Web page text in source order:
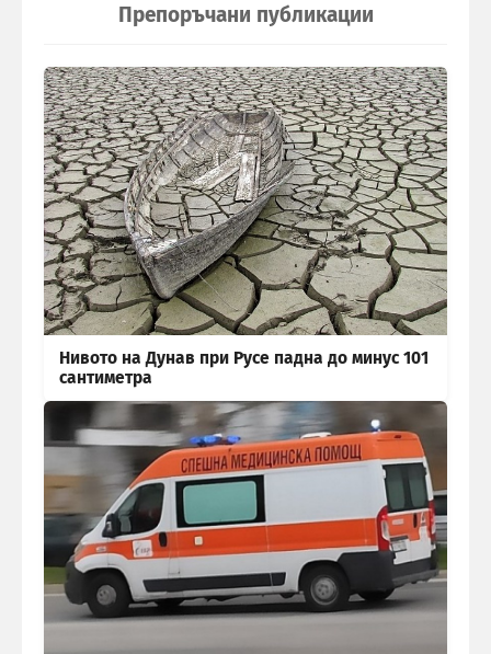
Препоръчани публикации
Нивото на Дунав при Русе падна до минус 101
сантиметра